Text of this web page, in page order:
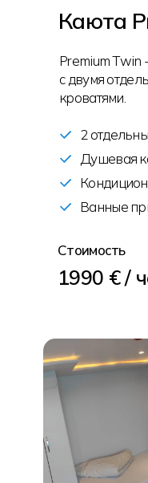
Каюта
1990 € /
Стоимость
Premium Twin
с двумя
кроватями.
Ванные
Душевая
2